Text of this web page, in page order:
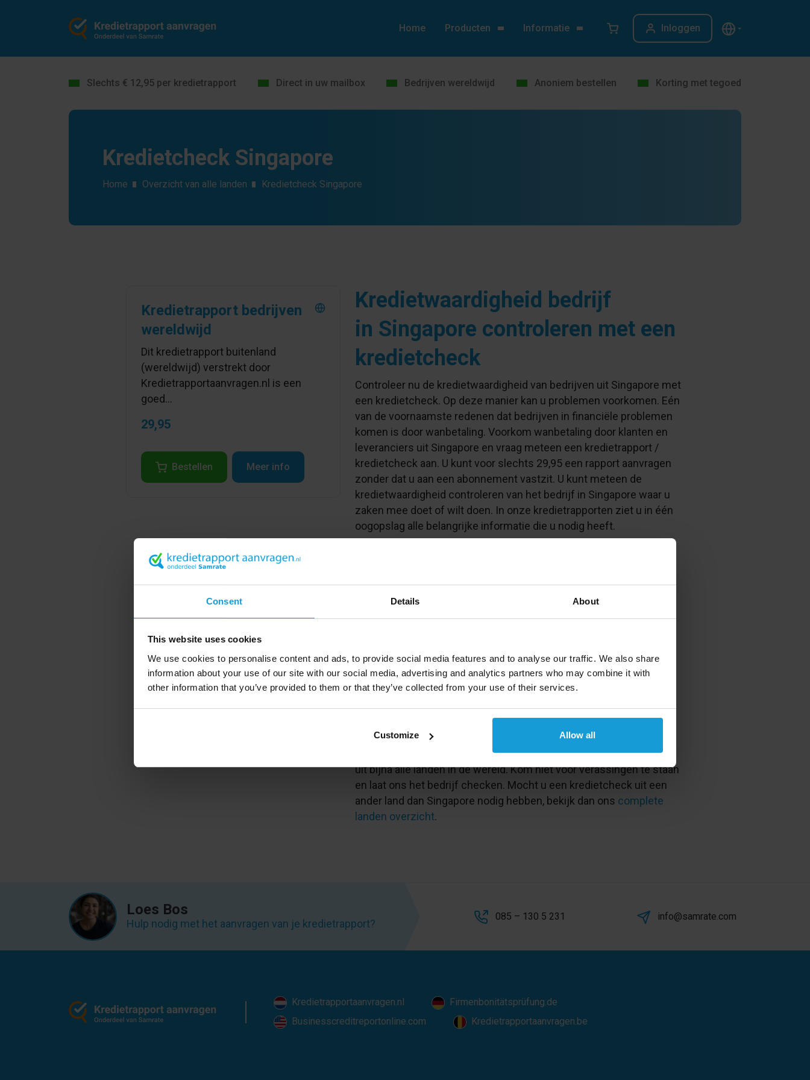
Consent Details About
This website uses cookies
We use cookies to personalise content and ads, to provide social media features and to analyse our traffic. We also share
information about your use of our site with our social media, advertising and analytics partners who may combine it with
other information that you’ve provided to them or that they’ve collected from your use of their services.
Customize Allow all
Home Producten Informatie Inloggen
Slechts € 12,95 per kredietrapport Direct in uw mailbox Bedrijven wereldwijd Anoniem bestellen Korting met tegoed
Kredietcheck Singapore
Home Overzicht van alle landen Kredietcheck Singapore
Kredietrapport bedrijven
wereldwijd
Dit kredietrapport buitenland
(wereldwijd) verstrekt door
Kredietrapportaanvragen.nl is een
goed...
29,95
Bestellen Meer info
Kredietwaardigheid bedrijf
in Singapore controleren met een
kredietcheck
Controleer nu de kredietwaardigheid van bedrijven uit Singapore met
een kredietcheck. Op deze manier kan u problemen voorkomen. Eén
van de voornaamste redenen dat bedrijven in financiële problemen
komen is door wanbetaling. Voorkom wanbetaling door klanten en
leveranciers uit Singapore en vraag meteen een kredietrapport /
kredietcheck aan. U kunt voor slechts 29,95een rapport aanvragen
zonder dat u aan een abonnement vastzit. U kunt meteen de
kredietwaardigheid controleren van het bedrijf in Singapore waar u
zaken mee doet of wilt doen. In onze kredietrapporten ziet u in één
oogopslag alle belangrijke informatie die u nodig heeft.
Indonesiëals buurlanden.
binnenlandse eilanden zijn met het hoofdeiland via vaste
verbindingen verbonden.
Een kredietcheck kan wereldwijd
Kredietrapportaanvragen biedt een kredietcheck aan voor bedrijven
uit bijna alle landen in de wereld. Kom niet voor verassingen te staan
en laat ons het bedrijf checken. Mocht u een kredietcheck uit een
ander land dan Singapore nodig hebben, bekijk dan ons complete
landen overzicht.
Loes Bos
Hulp nodig met het aanvragen van je kredietrapport?
085 – 130 5 231 info@samrate.com
Kredietrapportaanvragen.nl
Firmenbonitätsprüfung.de
Businesscreditreportonline.com
Kredietrapportaanvragen.be